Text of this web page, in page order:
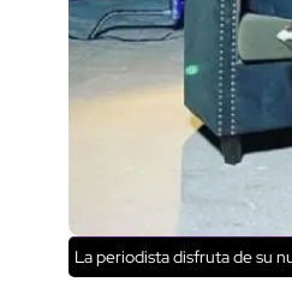
La periodista disfruta de su